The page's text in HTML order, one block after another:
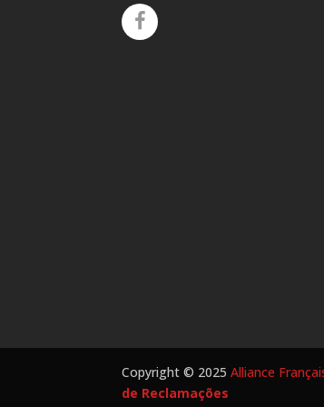
Copyright © 2025Alliance
de Reclamações